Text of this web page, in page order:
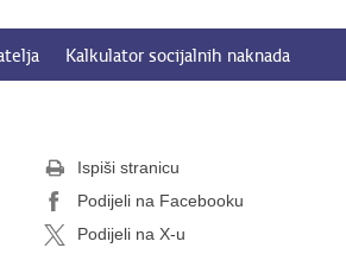
Kalkulator socijalnih naknada
Ispiši stranicu
Podijeli na Facebooku
Podijeli na X-u